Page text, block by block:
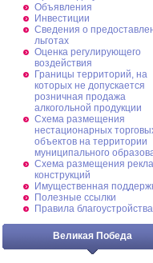
Объявления
Инвестиции
Сведения о
льготах
Оценка регулирующего
воздействия
Границы территорий, на
которых не допускается
розничная продажа
алкогольной продукции
Схема размещения
нестационарных
объектов на территории
муниципального
Схема размещения
конструкций
Имущественная
Полезные ссылки
Правила благоустройства
Великая Победа